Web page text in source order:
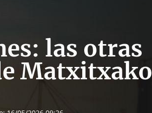
las otras
Matxitxako